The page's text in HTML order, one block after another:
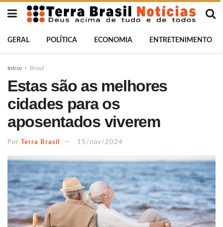
GERAL POLÍTICA ECONOMIA ENTRETENIMENTO
Início Brasil
Estas são as melhores
cidades para os
aposentados viverem
Por Terra Brasil 15/nov/2024